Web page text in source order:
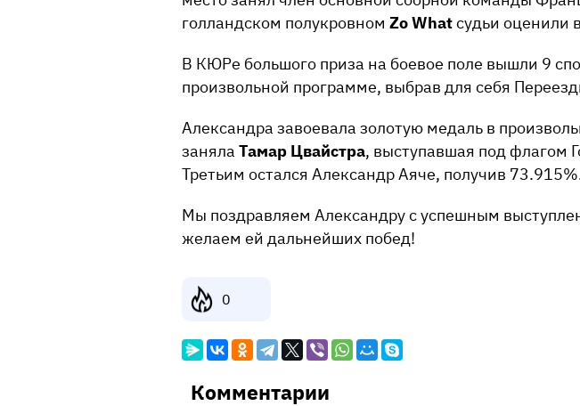
голландском полукровном Zo Whatсудьи оценили
В КЮРе большого приза на боевое поле вышли 9
произвольной программе, выбрав для себя
Александра завоевала золотую медаль в
занялаТамар Цвайстра, выступавшая под флагом
Третьим остался Александр Аяче, получив
Мы поздравляем Александру с успешным
желаем ей дальнейших побед!
0
Комментарии